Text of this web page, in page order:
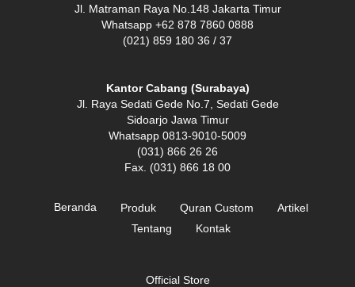
Jl. Matraman Raya No.148 Jakarta Timur
Whatsapp +62 878 7860 0888
(021) 859 180 36 / 37
Kantor Cabang (Surabaya)
Jl. Raya Sedati Gede No.7, Sedati Gede
Sidoarjo Jawa Timur
Whatsapp 0813-9010-5009
(031) 866 26 26
Fax. (031) 866 18 00
Beranda Produk Quran Custom
Artikel
Tentang
Kontak
Official Store